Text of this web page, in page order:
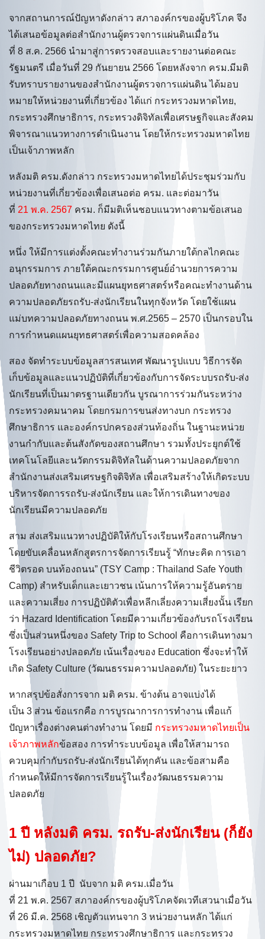
จากสถานการณ์ปัญหาดังกล่าว สภาองค์กรของผู้บริโภค จึง
ได้เสนอข้อมูลต่อสำนักงานผู้ตรวจการแผ่นดินเมื่อวัน
ที่ 8 ส.ค. 2566 นำมาสู่การตรวจสอบและรายงานต่อคณะ
รัฐมนตรี เมื่อวันที่ 29 กันยายน 2566 โดยหลังจาก ครม.มีมติ
รับทราบรายงานของสำนักงานผู้ตรวจการแผ่นดิน ได้มอบ
หมายให้หน่วยงานที่เกี่ยวข้อง ได้แก่ กระทรวงมหาดไทย,
กระทรวงศึกษาธิการ, กระทรวงดิจิทัลเพื่อเศรษฐกิจและสังคม
พิจารณาแนวทางการดำเนินงาน โดยให้กระทรวงมหาดไทย
เป็นเจ้าภาพหลัก
หลังมติ ครม.ดังกล่าว กระทรวงมหาดไทยได้ประชุมร่วมกับ
หน่วยงานที่เกี่ยวข้องเพื่อเสนอต่อ ครม. และต่อมาวัน
ที่ 21 พ.ค. 2567 ครม. ก็มีมติเห็นชอบแนวทางตามข้อเสนอ
ของกระทรวงมหาดไทย ดังนี้
หนึ่ง ให้มีการแต่งตั้งคณะทำงานร่วมกันภายใต้กลไกคณะ
อนุกรรมการ ภายใต้คณะกรรมการศูนย์อำนวยการความ
ปลอดภัยทางถนนและมีแผนยุทธศาสตร์หรือคณะทำงานด้าน
ความปลอดภัยรถรับ-ส่งนักเรียนในทุกจังหวัด โดยใช้แผน
แม่บทความปลอดภัยทางถนน พ.ศ.2565 – 2570 เป็นกรอบใน
การกำหนดแผนยุทธศาสตร์เพื่อความสอดคล้อง
สอง จัดทำระบบข้อมูลสารสนเทศ พัฒนารูปแบบ วิธีการจัด
เก็บข้อมูลและแนวปฏิบัติที่เกี่ยวข้องกับการจัดระบบรถรับ-ส่ง
นักเรียนที่เป็นมาตรฐานเดียวกัน บูรณาการร่วมกันระหว่าง
กระทรวงคมนาคม โดยกรมการขนส่งทางบก กระทรวง
ศึกษาธิการ และองค์กรปกครองส่วนท้องถิ่น ในฐานะหน่วย
งานกำกับและต้นสังกัดของสถานศึกษา รวมทั้งประยุกต์ใช้
เทคโนโลยีและนวัตกรรมดิจิทัลในด้านความปลอดภัยจาก
สำนักงานส่งเสริมเศรษฐกิจดิจิทัล เพื่อเสริมสร้างให้เกิดระบบ
บริหารจัดการรถรับ-ส่งนักเรียน และให้การเดินทางของ
นักเรียนมีความปลอดภัย
สาม ส่งเสริมแนวทางปฏิบัติให้กับโรงเรียนหรือสถานศึกษา
โดยขับเคลื่อนหลักสูตรการจัดการเรียนรู้ “ทักษะคิด การเอา
ชีวิตรอด บนท้องถนน” (TSY Camp : Thailand Safe Youth
Camp) สำหรับเด็กและเยาวชน เน้นการให้ความรู้อันตราย
และความเสี่ยง การปฏิบัติตัวเพื่อหลีกเลี่ยงความเสี่ยงนั้น เรียก
ว่า Hazard Identification โดยมีความเกี่ยวข้องกับรถโรงเรียน
ซึ่งเป็นส่วนหนึ่งของ Safety Trip to School คือการเดินทางมา
โรงเรียนอย่างปลอดภัย เน้นเรื่องของ Education ซึ่งจะทำให้
เกิด Safety Culture (วัฒนธรรมความปลอดภัย) ในระยะยาว
หากสรุปข้อสั่งการจาก มติ ครม. ข้างต้น อาจแบ่งได้
เป็น 3 ส่วน ข้อแรกคือ การบูรณาการการทำงาน เพื่อแก้
ปัญหาเรื่องต่างคนต่างทำงาน โดยมี กระทรวงมหาดไทยเป็น
เจ้าภาพหลักข้อสอง การทำระบบข้อมูล เพื่อให้สามารถ
ควบคุมกำกับรถรับ-ส่งนักเรียนได้ทุกคัน และข้อสามคือ
กำหนดให้มีการจัดการเรียนรู้ในเรื่องวัฒนธรรมความ
ปลอดภัย
1 ปี หลังมติ ครม. รถรับ-ส่งนักเรียน (ก็ยัง
ไม่) ปลอดภัย?
ผ่านมาเกือบ 1 ปี นับจาก มติ ครม.เมื่อวัน
ที่ 21 พ.ค. 2567 สภาองค์กรของผู้บริโภคจัดเวทีเสวนาเมื่อวัน
ที่ 26 มี.ค. 2568 เชิญตัวแทนจาก 3 หน่วยงานหลัก ได้แก่
กระทรวงมหาดไทย กระทรวงศึกษาธิการ และกระทรวง